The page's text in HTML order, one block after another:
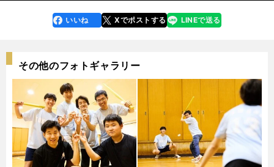
faceboo
k
いいね Xでポストする
line LINEで送る
その他のフォトギャラリー